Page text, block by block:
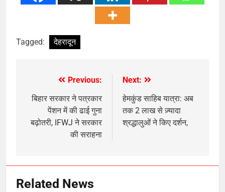
Tagged: देहरादून
navigation
Previous:
बिहार सरकार ने पत्रकार
पेंशन में की ढाई गुना
बढ़ोतरी, IFWJ ने सरकार
की सराहना
Next:
हेमकुंड साहिब यात्रा: अब
तक 2 लाख से ज़्यादा
श्रद्धालुओं ने किए दर्शन,
Related News